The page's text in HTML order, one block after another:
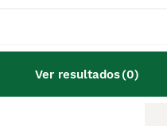
Ver resultados(0)
los